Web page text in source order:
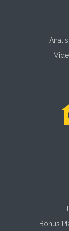
Bonus